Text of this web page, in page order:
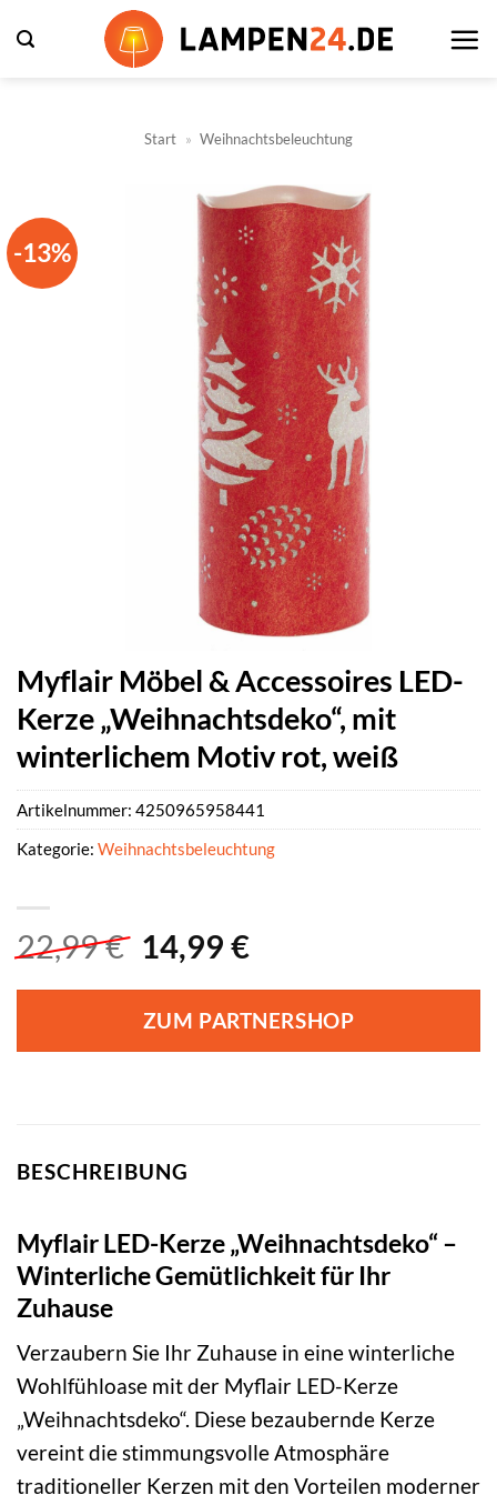
Inhalt
Start » Weihnachtsbeleuchtung
-13%
Myflair Möbel & Accessoires LED-
Kerze „Weihnachtsdeko“, mit
winterlichem Motiv rot, weiß
22,99€ Ursprünglicher
war:
22,99 €
14,99 €Aktueller
ist:
14,99 €.
ZUM PARTNERSHOP
Artikelnummer: 4250965958441
Kategorie: Weihnachtsbeleuchtung
BESCHREIBUNG
Myflair LED-Kerze „Weihnachtsdeko“ –
Winterliche Gemütlichkeit für Ihr
Zuhause
Verzaubern Sie Ihr Zuhause in eine winterliche
Wohlfühloase mit der Myflair LED-Kerze
„Weihnachtsdeko“. Diese bezaubernde Kerze
vereint die stimmungsvolle Atmosphäre
traditioneller Kerzen mit den Vorteilen moderner